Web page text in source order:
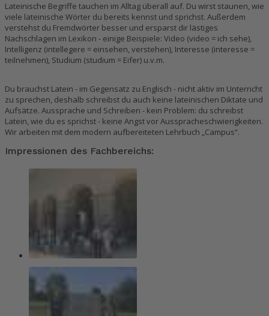
Lateinische Begriffe tauchen im Alltag überall auf. Du wirst staunen, wie
viele lateinische Wörter du bereits kennst und sprichst. Außerdem
verstehst du Fremdwörter besser und ersparst dir lästiges
Nachschlagen im Lexikon - einige Beispiele: Video (video = ich sehe),
Intelligenz (intellegere = einsehen, verstehen), Interesse (interesse =
teilnehmen), Studium (studium = Eifer) u.v.m.
Du brauchst Latein - im Gegensatz zu Englisch - nicht aktiv im Unterricht
zu sprechen, deshalb schreibst du auch keine lateinischen Diktate und
Aufsätze. Aussprache und Schreiben - kein Problem: du schreibst
Latein, wie du es sprichst - keine Angst vor Ausspracheschwierigkeiten.
Wir arbeiten mit dem modern aufbereiteten Lehrbuch „Campus“.
Impressionen des Fachbereichs: